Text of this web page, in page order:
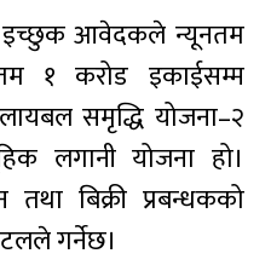
इच्छुक आवेदकले न्यूनतम
१ करोड इकाईसम्म
समृद्धि योजना–२
लगानी योजना हो।
तथा बिक्री प्रबन्धकको
गर्नेछ।